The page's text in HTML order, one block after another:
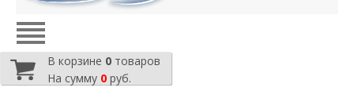
В корзине 0 товаров
На сумму 0 руб.